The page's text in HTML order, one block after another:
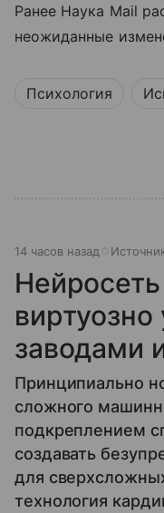
Ранее Наука Mail
неожиданные
Психология
14 часов назад
виртуозно
заводами
Принципиально
сложного
подкреплением
создавать
для
технология